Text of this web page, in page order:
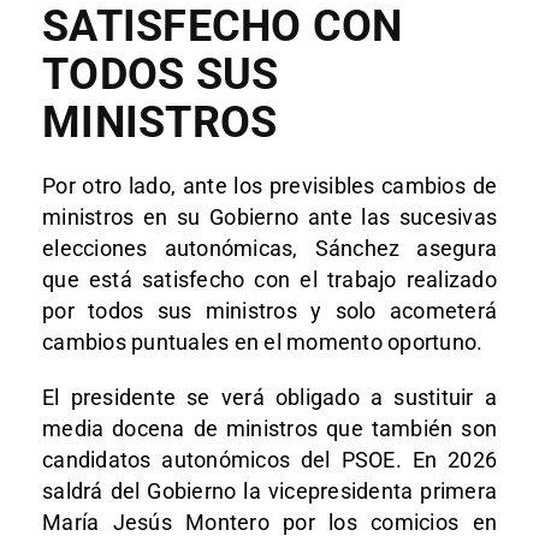
SATISFECHO CON
TODOS SUS
MINISTROS
Por otro lado, ante los previsibles cambios de
ministros en su Gobierno ante las sucesivas
elecciones autonómicas, Sánchez asegura
que está satisfecho con el trabajo realizado
por todos sus ministros y solo acometerá
cambios puntuales en el momento oportuno.
El presidente se verá obligado a sustituir a
media docena de ministros que también son
candidatos autonómicos del PSOE. En 2026
saldrá del Gobierno la vicepresidenta primera
María Jesús Montero por los comicios en